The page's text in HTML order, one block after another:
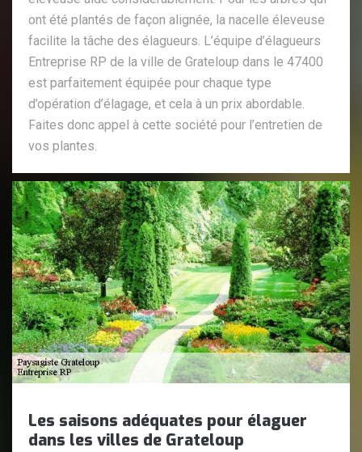
ont été plantés de façon alignée, la nacelle éleveuse
facilite la tâche des élagueurs. L’équipe d’élagueurs
Entreprise RP de la ville de Grateloup dans le 47400
est parfaitement équipée pour chaque type
d’opération d’élagage, et cela à un prix abordable.
Faites donc appel à cette société pour l’entretien de
vos plantes.
Les saisons adéquates pour élaguer
dans les villes de Grateloup